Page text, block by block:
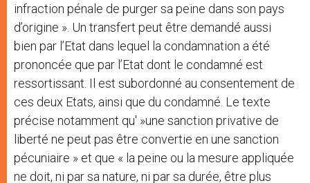
infraction pénale de purger sa peine dans son pays
d’origine ». Un transfert peut être demandé aussi
bien par l’Etat dans lequel la condamnation a été
prononcée que par l’Etat dont le condamné est
ressortissant. Il est subordonné au consentement de
ces deux Etats, ainsi que du condamné. Le texte
précise notamment qu' »une sanction privative de
liberté ne peut pas être convertie en une sanction
pécuniaire » et que « la peine ou la mesure appliquée
ne doit, ni par sa nature, ni par sa durée, être plus